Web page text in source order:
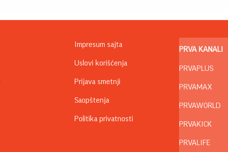
Impresum sajta
Uslovi korišćenja
Prijava smetnji
Saopštenja
Politika privatnosti
PRVA KANALI
PRVAPLUS
PRVAMAX
PRVAWORLD
PRVAKICK
PRVALIFE